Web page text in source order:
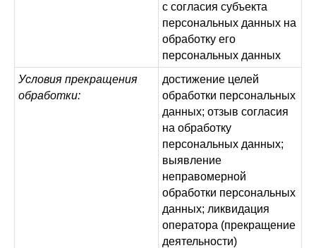
с согласия субъекта
персональных данных на
обработку его
персональных данных
Условия прекращения
обработки:
достижение целей
обработки персональных
данных; отзыв согласия
на обработку
персональных данных;
выявление
неправомерной
обработки персональных
данных; ликвидация
оператора (прекращение
деятельности)